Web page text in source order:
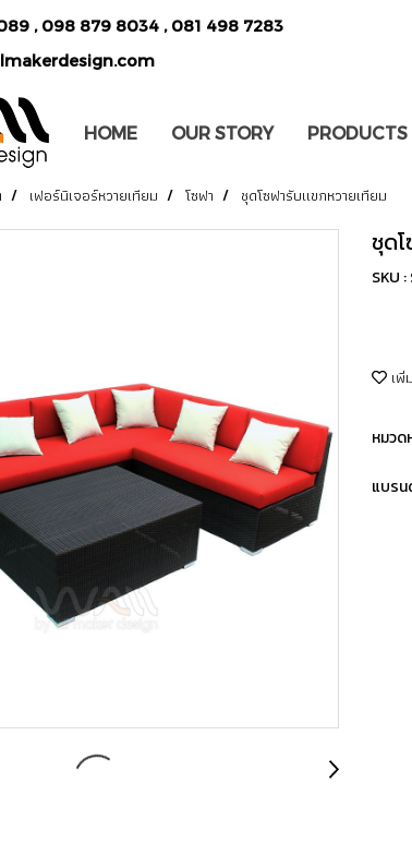
, 098 879 8034 , 081 498 7283
HOME OUR STORY PRODUCTS
เฟอร์นิเจอร์หวายเทียม โซฟา ชุดโซฟารับแขกหวายเทียม
ชุด
SKU
เพิ่
หมวด
แบรน